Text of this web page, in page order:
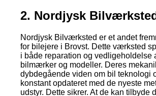
2. Nordjysk
Nordjysk Bilværksted er et andet
for bilejere i Brovst. Dette værksted
i både reparation og vedligeholdelse
bilmærker og modeller. Deres
dybdegående viden om bil teknologi
konstant opdateret med de nyeste
udstyr. Dette sikrer. At de kan tilbyde